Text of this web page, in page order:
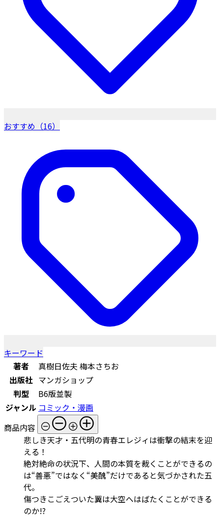
おすすめ（16）
キーワード
著者
真樹日佐夫 梅本さちお
出版社 マンガショップ
判型
B6版並製
ジャンル コミック・漫画
商品内容
悲しき天才・五代明の青春エレジィは衝撃の結末を迎
える！
絶対絶命の状況下、人間の本質を裁くことができるの
は“善悪”ではなく“美醜”だけであると気づかされた五
代。
傷つきこごえついた翼は大空へはばたくことができる
のか!?